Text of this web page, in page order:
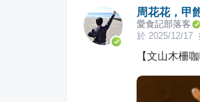
周花花，甲
愛食記部落客
於 2025/12/17
【文山木柵